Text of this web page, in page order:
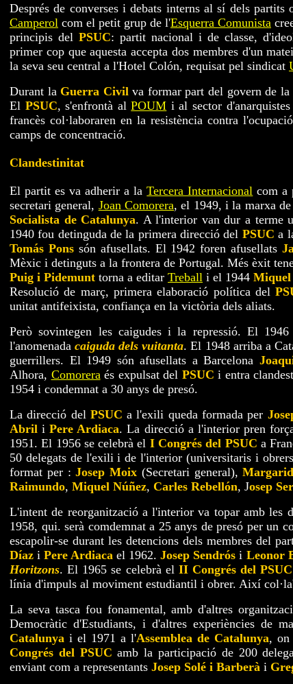
Després de converses i debats interns al sí dels
Camperol com el petit grup de l'Esquerra Comunista
principis del PSUC: partit nacional i de classe,
primer cop que aquesta accepta dos membres d'un
la seva seu central a l'Hotel Colón, requisat pel sindicat
Durant la Guerra Civilva formar part del govern de la
El PSUC, s'enfrontà alPOUM i al sector d'anarquistes
francès col·laboraren en la resistència contra
camps de concentració.
Clandestinitat
El partit es va adherir a laTercera Internacional com a
secretari general, Joan Comorera, el 1949, i la marxa
Socialista de Catalunya. A l'interior van dur a terme
1940 fou detinguda de la primera direcció del PSUC a
Tomás Ponssón afusellats. El 1942 foren afusellats
Mèxic i detinguts a la frontera de Portugal. Més èxit
Puig i Pidemunt torna a editar Treball i el 1944 Miquel
Resolució de març, primera elaboració política del
unitat antifeixista, confiança en la victòria dels aliats.
Però sovintegen les caigudes i la repressió. El 1946
l'anomenadacaiguda dels vuitanta. El 1948 arriba a
guerrillers. El 1949 són afusellats a Barcelona
Alhora, Comorera és expulsat del PSUC i entra
1954 i condemnat a 30 anys de presó.
La direcció del PSUC a l'exili queda formada per
Abril iPere Ardiaca. La direcció a l'interior pren
1951. El 1956 se celebrà el I Congrés del PSUC a
50 delegats de l'exili i de l'interior (universitaris i
format per :Josep Moix (Secretari general),
Raimundo, Miquel Núñez, Carles Rebellón, Josep
L'intent de reorganització a l'interior va topar amb les
1958, qui. serà comdemnat a 25 anys de presó per un
escapolir-se durant les detencions dels membres del
Díaz iPere Ardiaca el 1962.Josep Sendrós i Leonor
Horitzons. El 1965 se celebrà el II Congrés del PSUC
línia d'impuls al moviment estudiantil i obrer. Així
La seva tasca fou fonamental, amb d'altres
Democràtic d'Estudiants, i d'altres experiències de
Catalunya i el 1971 a l'Assemblea de Catalunya, on
Congrés del PSUC amb la participació de 200
enviant com a representants Josep Solé i Barberà i